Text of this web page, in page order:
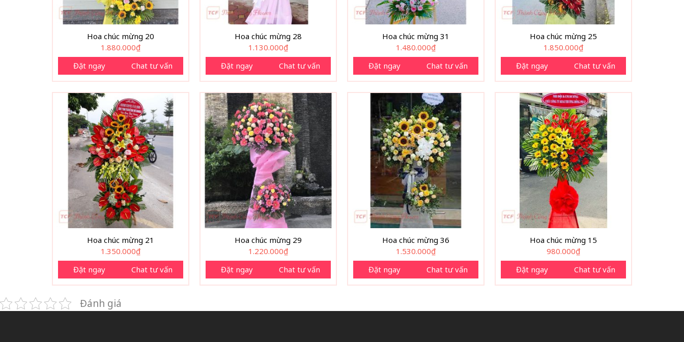
Hoa chúc mừng 20
1.880.000₫
Đặt ngay
Chat tư vấn
Hoa chúc mừng 28
1.130.000₫
Đặt ngay
Chat tư vấn
Hoa chúc mừng 31
1.480.000₫
Đặt ngay
Chat tư vấn
Hoa chúc mừng 25
1.850.000₫
Đặt ngay
Chat tư vấn
Hoa chúc mừng 21
1.350.000₫
Đặt ngay
Chat tư vấn
Hoa chúc mừng 29
1.220.000₫
Đặt ngay
Chat tư vấn
Hoa chúc mừng 36
1.530.000₫
Đặt ngay
Chat tư vấn
Hoa chúc mừng 15
980.000₫
Đặt ngay
Chat tư vấn
Đánh giá